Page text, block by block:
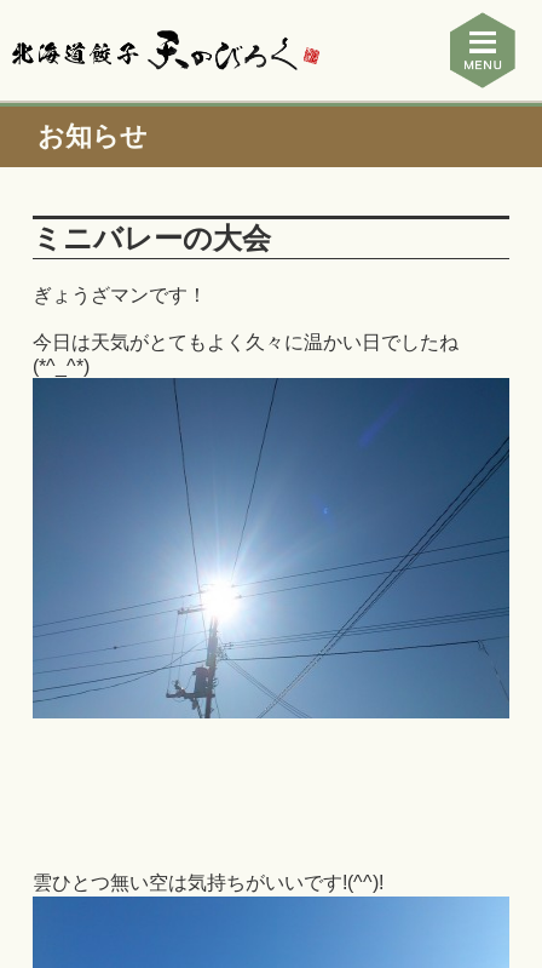
お知らせ
ミニバレーの大会
ぎょうざマンです！
今日は天気がとてもよく久々に温かい日でしたね
(*^_^*)
雲ひとつ無い空は気持ちがいいです!(^^)!